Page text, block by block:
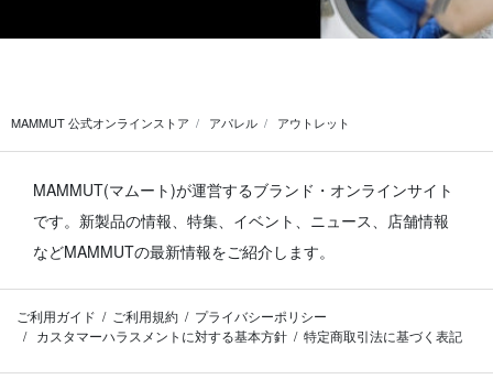
MAMMUT 公式オンラインストア アパレル アウトレット
MAMMUT(マムート)が運営するブランド・オンラインサイト
です。 新製品の情報、特集、イベント、ニュース、店舗情報
などMAMMUTの最新情報をご紹介します。
ご利用ガイド ご利用規約
プライバシーポリシー
カスタマーハラスメントに対する基本方針
特定商取引法に基づく表記